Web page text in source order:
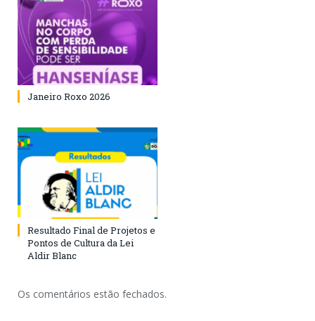
Janeiro Roxo 2026
Resultado Final de Projetos e
Pontos de Cultura da Lei
Aldir Blanc
Os comentários estão fechados.